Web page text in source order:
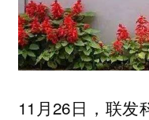
11月26日，联发